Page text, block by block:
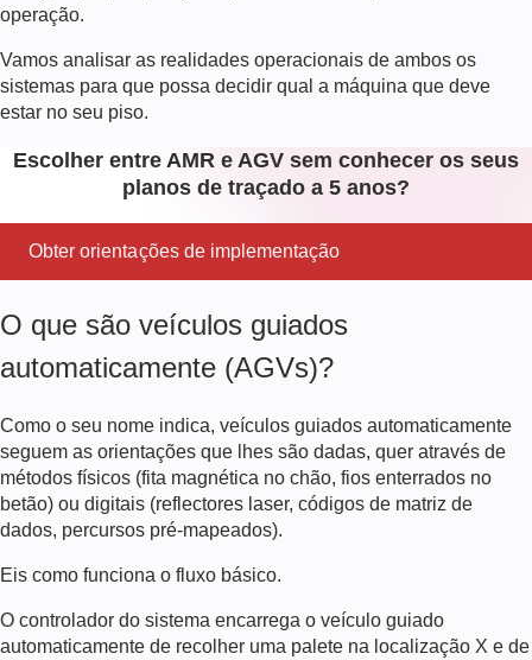
operação.
Vamos analisar as realidades operacionais de ambos os
sistemas para que possa decidir qual a máquina que deve
estar no seu piso.
Escolher entre AMR e AGV sem conhecer os seus
planos de traçado a 5 anos?
Obter orientações de implementação
O que são veículos guiados
automaticamente (AGVs)?
Como o seu nome indica, veículos guiados automaticamente
seguem as orientações que lhes são dadas, quer através de
métodos físicos (fita magnética no chão, fios enterrados no
betão) ou digitais (reflectores laser, códigos de matriz de
dados, percursos pré-mapeados).
Eis como funciona o fluxo básico.
O controlador do sistema encarrega o veículo guiado
automaticamente de recolher uma palete na localização X e de